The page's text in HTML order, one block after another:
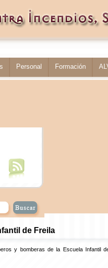
Personal Formación
de Freila
y bomberas de la Escuela Infantil